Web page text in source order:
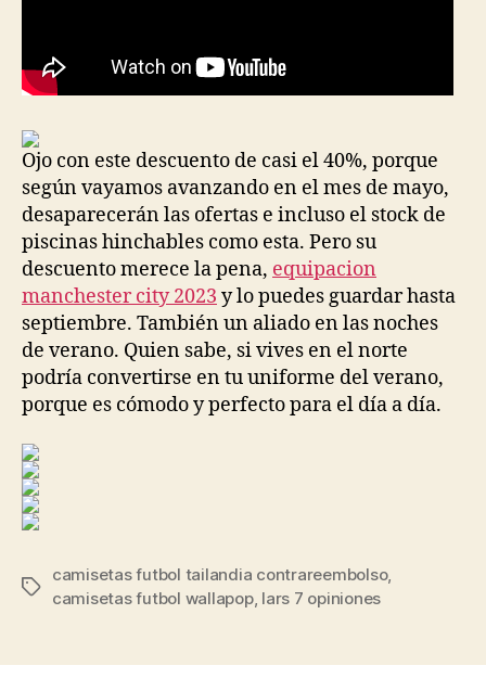
Ojo con este descuento de casi el 40%, porque
según vayamos avanzando en el mes de mayo,
desaparecerán las ofertas e incluso el stock de
piscinas hinchables como esta. Pero su
descuento merece la pena, equipacion
manchester city 2023 y lo puedes guardar hasta
septiembre. También un aliado en las noches
de verano. Quien sabe, si vives en el norte
podría convertirse en tu uniforme del verano,
porque es cómodo y perfecto para el día a día.
Etiquetas
camisetas futbol tailandia contrareembolso,
camisetas futbol wallapop, lars 7 opiniones